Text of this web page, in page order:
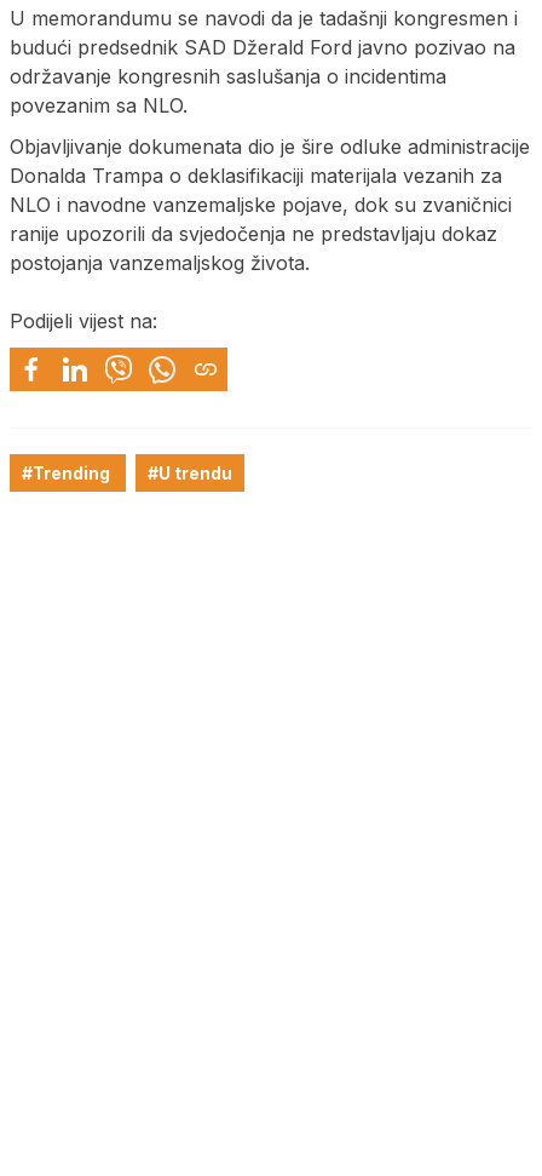
U memorandumu se navodi da je tadašnji kongresmen i
budući predsednik SAD Džerald Ford javno pozivao na
održavanje kongresnih saslušanja o incidentima
povezanim sa NLO.
Objavljivanje dokumenata dio je šire odluke administracije
Donalda Trampa o deklasifikaciji materijala vezanih za
NLO i navodne vanzemaljske pojave, dok su zvaničnici
ranije upozorili da svjedočenja ne predstavljaju dokaz
postojanja vanzemaljskog života.
Podijeli vijest na:
#Trending #U trendu